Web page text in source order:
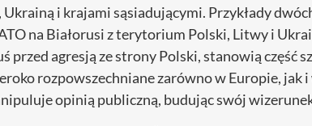
Ukrainą i krajami sąsiadującymi. Przykłady
na Białorusi z terytorium Polski, Litwy i
przed agresją ze strony Polski, stanowią
rozpowszechniane zarówno w Europie, jak
opinią publiczną, budując swój